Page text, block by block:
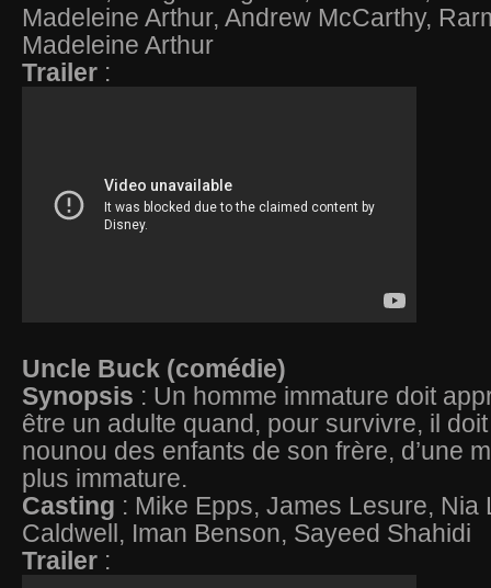
Madeleine Arthur, Andrew McCarthy,
Madeleine Arthur
Trailer :
Uncle Buck (comédie)
Synopsis : Un homme immature doit
être un adulte quand, pour survivre, il
nounou des enfants de son frère, d’une
plus immature.
Casting : Mike Epps, James Lesure, Nia
Caldwell, Iman Benson, Sayeed Shahidi
Trailer :